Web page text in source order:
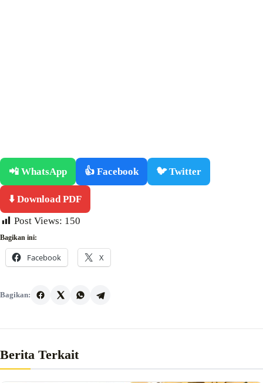
📲 WhatsApp 👍 Facebook 🐦 Twitter
⬇️ Download PDF
Post Views: 150
Bagikan ini:
Facebook X
Bagikan:
Berita Terkait